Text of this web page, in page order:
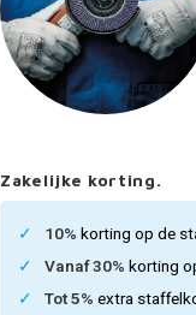
Zakelijke korting.
10% korting op de
Vanaf 30% korting
Tot 5% extra